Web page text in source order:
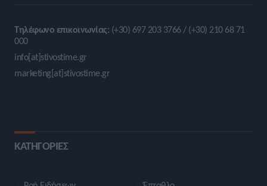
Τηλέφωνο επικοινωνίας: (+30) 697 203 3766 / (+30) 210 68 71
000
info[at]stivostime.gr
marketing[at]stivostime.gr
ΚΑΤΗΓΟΡΙΕΣ